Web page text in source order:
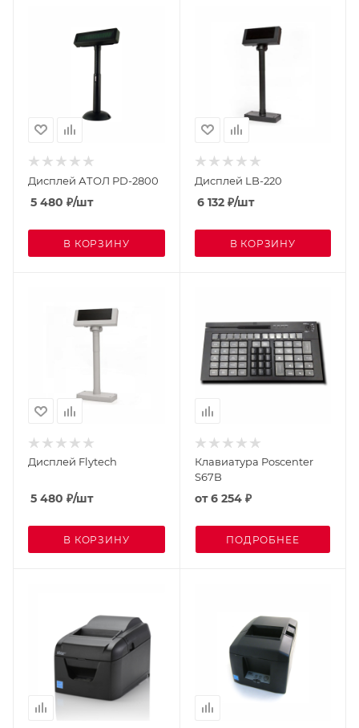
Дисплей АТОЛ PD-2800
5 480 ₽/шт
В КОРЗИНУ
Дисплей LB-220
6 132₽/шт
В КОРЗИНУ
Дисплей Flytech
5 480 ₽/шт
В КОРЗИНУ
Клавиатура Poscenter
S67B
от6 254 ₽
ПОДРОБНЕЕ